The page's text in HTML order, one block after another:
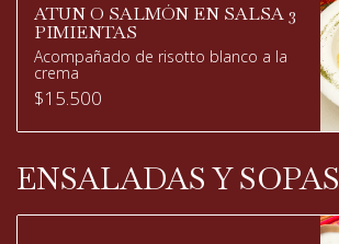
ATUN O SALMÓN EN SALSA 3
PIMIENTAS
Acompañado de risotto blanco a la
crema
$15.500
ENSALADAS Y SOPAS